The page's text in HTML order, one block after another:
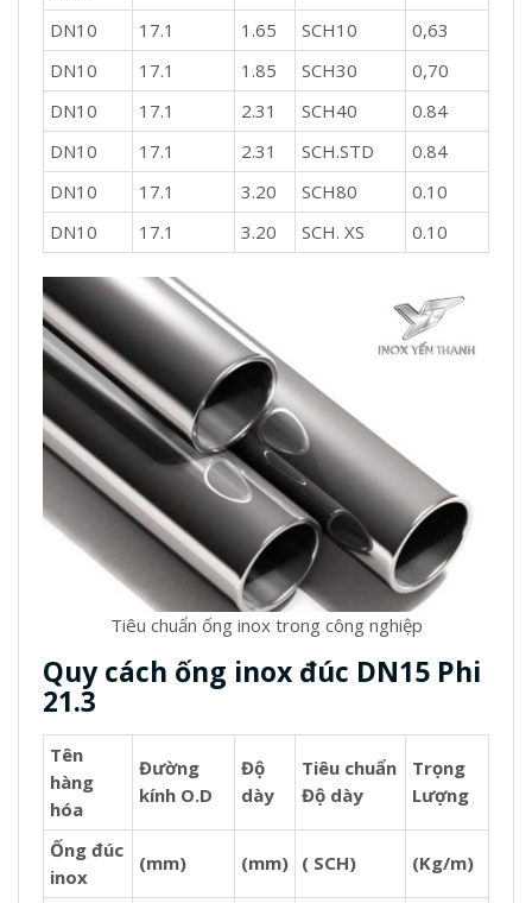
DN10 17.1 1.65 SCH10
0,63
DN10
17.1 1.85 SCH30
0,70
DN10
17.1 2.31 SCH40
0.84
DN10
17.1 2.31 SCH.STD
0.84
DN10
17.1 3.20 SCH80
0.10
DN10
17.1 3.20 SCH. XS 0.10
Tiêu chuẩn ống inox trong công nghiệp
Quy cách ống inox đúc DN15 Phi
21.3
Tên
hàng
hóa
Đường
kính O.D
Độ
dày
Tiêu chuẩn
Độ dày
Trọng
Lượng
Ống đúc
inox
(mm) (mm) ( SCH) (Kg/m)